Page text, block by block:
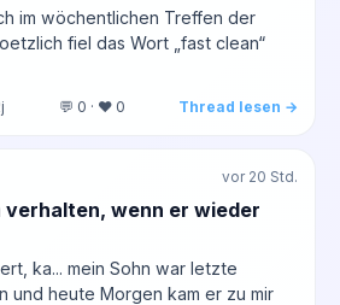
im wöchentlichen Treffen der
fiel das Wort „fast clean“
💬 0 · ❤️ 0 Thread lesen →
vor 20 Std.
verhalten, wenn er wieder
ka... mein Sohn war letzte
und heute Morgen kam er zu mir